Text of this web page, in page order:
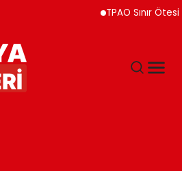
TPAO Sınır Ötesi